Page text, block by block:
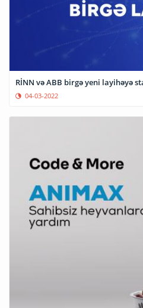
RİNN və ABB birgə yeni
04-03-2022